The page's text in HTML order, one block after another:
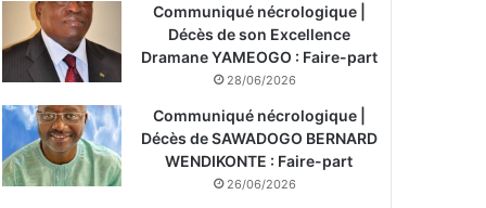
Communiqué nécrologique |
Décès de son Excellence
Dramane YAMEOGO : Faire-part
28/06/2026
Communiqué nécrologique |
Décès de SAWADOGO BERNARD
WENDIKONTE : Faire-part
26/06/2026